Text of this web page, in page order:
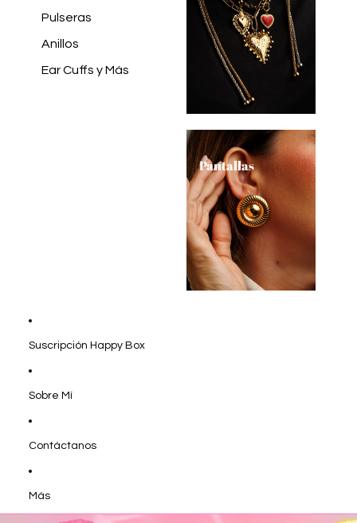
Pulseras
Anillos
Ear Cuffs y Más
Pantallas
Suscripción Happy Box
Sobre Mí
Contáctanos
Más
Ir directamente a la información del producto